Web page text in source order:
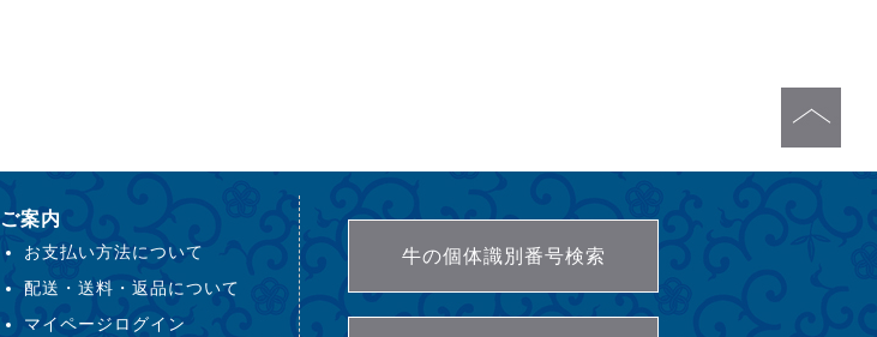
ご案内
お支払い方法について
配送・送料・返品について
マイページログイン
牛の個体識別番号検索